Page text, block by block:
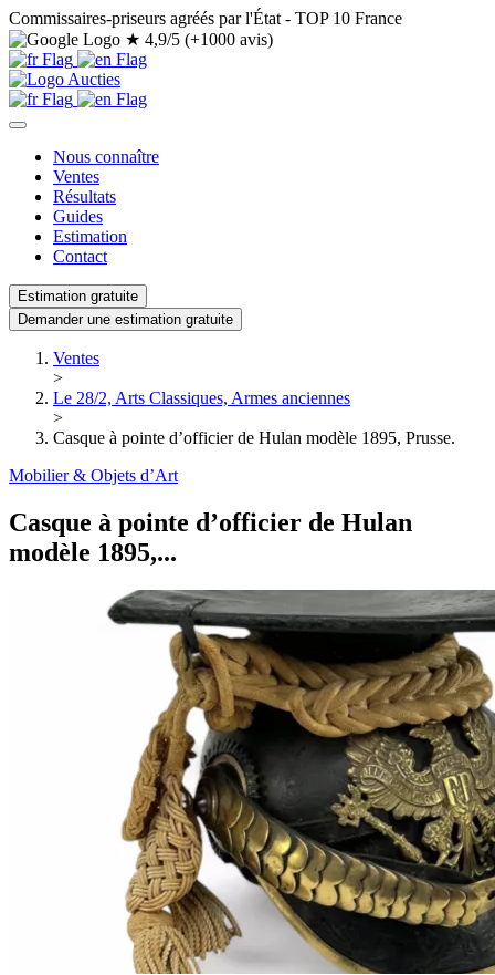
Commissaires-priseurs agréés par l'État - TOP 10 France
★ 4,9/5 (+1000 avis)
Nous connaître
Ventes
Résultats
Guides
Estimation
Contact
Estimation gratuite
Demander une estimation gratuite
Ventes
>
Le 28/2, Arts Classiques, Armes anciennes
>
Casque à pointe d’officier de Hulan modèle 1895, Prusse.
Mobilier & Objets d’Art
Casque à pointe d’officier de Hulan
modèle 1895,...